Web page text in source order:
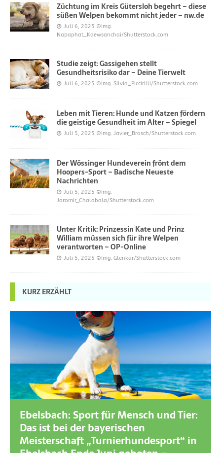
Züchtung im Kreis Gütersloh begehrt – diese
süßen Welpen bekommt nicht jeder – nw.de
Juli 6, 2025 ©Img.
Napaphat_Kaewsanchai/Shutterstock.com
Studie zeigt: Gassigehen stellt
Gesundheitsrisiko dar – Deine Tierwelt
Juli 6, 2025 ©Img. Silvia_Piccirilli/Shutterstock.com
Leben mit Tieren: Hunde und Katzen fördern
die geistige Gesundheit im Alter – Spiegel
Juli 5, 2025 ©Img. Javier_Brosch/Shutterstock.com
Der Wössinger Hundeverein frönt dem
Hoopers-Sport – Badische Neueste
Nachrichten
Juli 5, 2025 ©Img.
Jaromir_Chalabala/Shutterstock.com
Unter Kritik: Prinzessin Kate und Prinz
William müssen sich für ihre Welpen
verantworten – OP-Online
Juli 5, 2025 ©Img. Glenkar/Shutterstock.com
KURZ ERZÄHLT
Ebelsbach: Sport für Mensch und Tier:
Das ist bei der bayerischen
Meisterschaft „Turnierhundesport“ in